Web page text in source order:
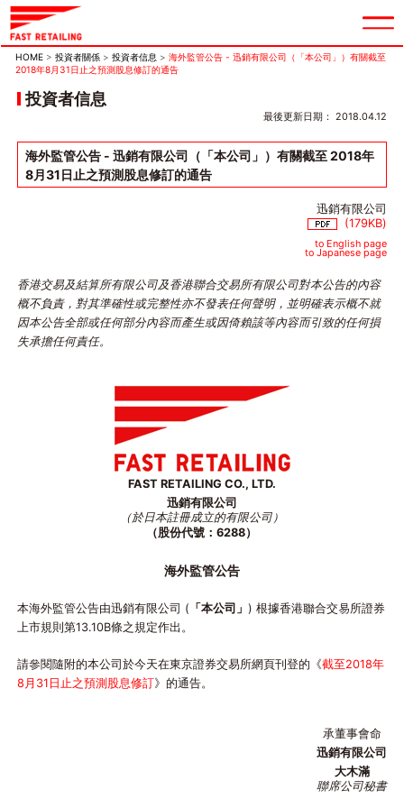
HOME > 投資者關係 > 投資者信息 > 海外監管公告 - 迅銷有限公司（「本公司」）有關截至
2018年8月31日止之預測股息修訂的通告
投資者信息
最後更新日期： 2018.04.12
海外監管公告 - 迅銷有限公司（「本公司」）有關截至 2018年
8月31日止之預測股息修訂的通告
迅銷有限公司
(179KB)
to English page
to Japanese page
香港交易及結算所有限公司及香港聯合交易所有限公司對本公告的內容
概不負責，對其準確性或完整性亦不發表任何聲明，並明確表示概不就
因本公告全部或任何部分內容而產生或因倚賴該等內容而引致的任何損
失承擔任何責任。
FAST RETAILING CO., LTD.
迅銷有限公司
（於日本註冊成立的有限公司）
（股份代號：6288）
海外監管公告
本海外監管公告由迅銷有限公司 ( 「本公司」 ) 根據香港聯合交易所證券
上市規則第13.10B條之規定作出。
請參閱隨附的本公司於今天在東京證券交易所網頁刊登的《截至2018年
8月31日止之預測股息修訂》的通告。
承董事會命
迅銷有限公司
大木滿
聯席公司秘書